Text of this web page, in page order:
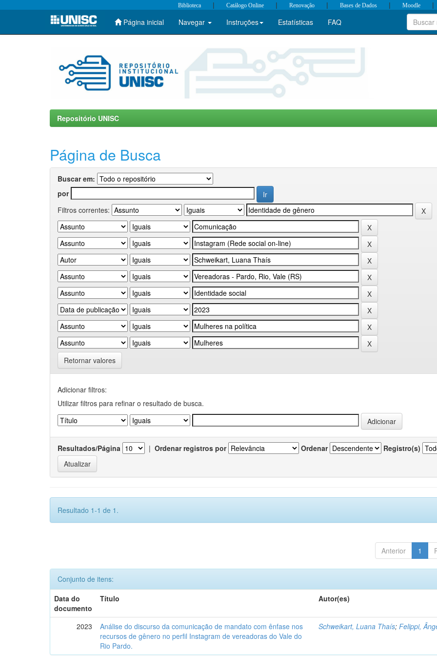
Skip
Biblioteca | Catálogo Online | Renovação | Bases de Dados | Moodle |
Página inicial Navegar Instruções Estatísticas FAQ
Repositório UNISC
Página de Busca
Buscar em:
por
Filtros correntes:
Retornar valores
Adicionar filtros:
Utilizar filtros para refinar o resultado de busca.
Resultados/Página | Ordenar registros por Ordenar Registro(s)
Resultado 1-1 de 1.
Anterior 1
Conjunto de itens:
Data do
documento
Título Autor(es)
2023
Análise do discurso da comunicação de mandato com ênfase nos
recursos de gênero no perfil Instagram de vereadoras do Vale do
Rio Pardo.
Schweikart, Luana Thaís;Felippi,